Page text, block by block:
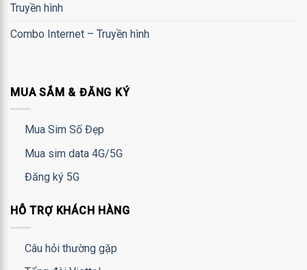
Truyền hình
Combo Internet – Truyền hình
MUA SẮM & ĐĂNG KÝ
Mua Sim Số Đẹp
Mua sim data 4G/5G
Đăng ký 5G
HỖ TRỢ KHÁCH HÀNG
Câu hỏi thường gặp